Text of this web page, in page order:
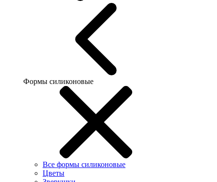
Формы силиконовые
Все формы силиконовые
Цветы